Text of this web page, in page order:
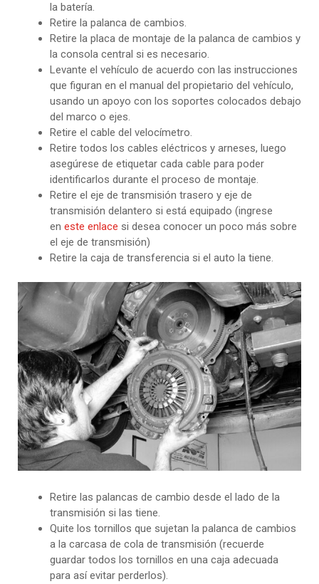
la batería.
Retire la palanca de cambios.
Retire la placa de montaje de la palanca de cambios y
la consola central si es necesario.
Levante el vehículo de acuerdo con las instrucciones
que figuran en el manual del propietario del vehículo,
usando un apoyo con los soportes colocados debajo
del marco o ejes.
Retire el cable del velocímetro.
Retire todos los cables eléctricos y arneses, luego
asegúrese de etiquetar cada cable para poder
identificarlos durante el proceso de montaje.
Retire el eje de transmisión trasero y eje de
transmisión delantero si está equipado (ingrese
en este enlace si desea conocer un poco más sobre
el eje de transmisión)
Retire la caja de transferencia si el auto la tiene.
Retire las palancas de cambio desde el lado de la
transmisión si las tiene.
Quite los tornillos que sujetan la palanca de cambios
a la carcasa de cola de transmisión (recuerde
guardar todos los tornillos en una caja adecuada
para así evitar perderlos).